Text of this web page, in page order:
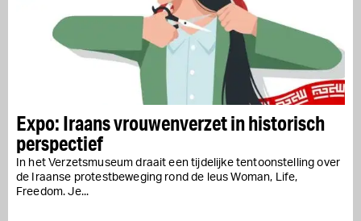
Expo: Iraans vrouwenverzet in historisch
perspectief
In het Verzetsmuseum draait een tijdelijke tentoonstelling over
de Iraanse protestbeweging rond de leus Woman, Life,
Freedom. Je...